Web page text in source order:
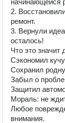
начинающейся
2.
ремонт.
3. Вернули
осталось!
Что это значит
Сэкономил
Сохранил
Забыл о
Защитил
Мораль: не
Любое
внимания.